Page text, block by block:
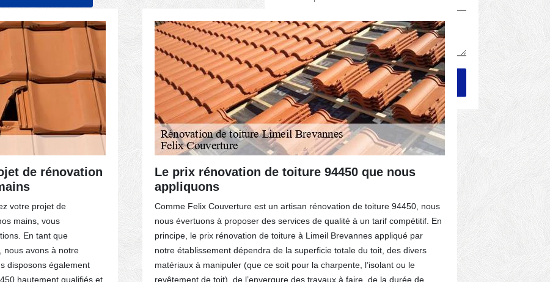
de rénovation
votre projet de
mains, vous
En tant que
nous avons à notre
disposons également
hautement qualifiés et
Le prix rénovation de toiture 94450 que nous
appliquons
Comme Felix Couverture est un artisan rénovation de toiture 94450, nous
nous évertuons à proposer des services de qualité à un tarif compétitif. En
principe, le prix rénovation de toiture à Limeil Brevannes appliqué par
notre établissement dépendra de la superficie totale du toit, des divers
matériaux à manipuler (que ce soit pour la charpente, l’isolant ou le
revêtement de toit), de l’envergure des travaux à faire, de la durée de
Felix
toiture à
La
falloir bien
d’une
vous êtes au
rénovation